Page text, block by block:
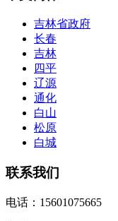
吉林省政府
长春
吉林
四平
辽源
通化
白山
松原
白城
联系我们
电话：15601075665